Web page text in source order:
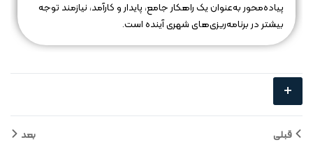
پیاده‌محور به‌عنوان یک راهکار جامع، پایدار و کارآمد، نیازمند توجه
بیشتر در برنامه‌ریزی‌های شهری آینده است.
+
قبلی
بعد